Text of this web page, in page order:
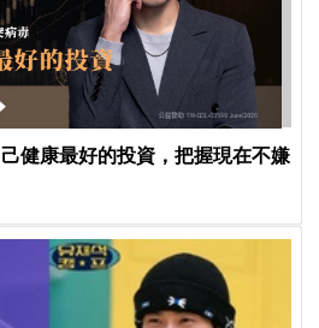
健康最好的投資，把握現在不嫌